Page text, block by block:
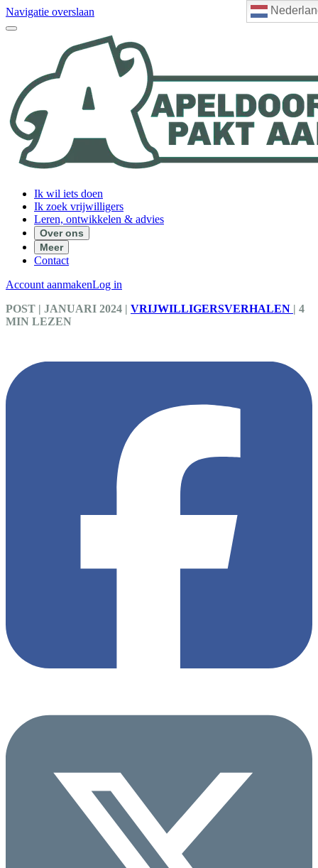
Navigatie overslaan
Ik wil iets doen
Ik zoek vrijwilligers
Leren, ontwikkelen & advies
Over ons
Meer
Contact
Account aanmakenLog in
POST | JANUARI 2024 | VRIJWILLIGERSVERHALEN | 4
MIN LEZEN